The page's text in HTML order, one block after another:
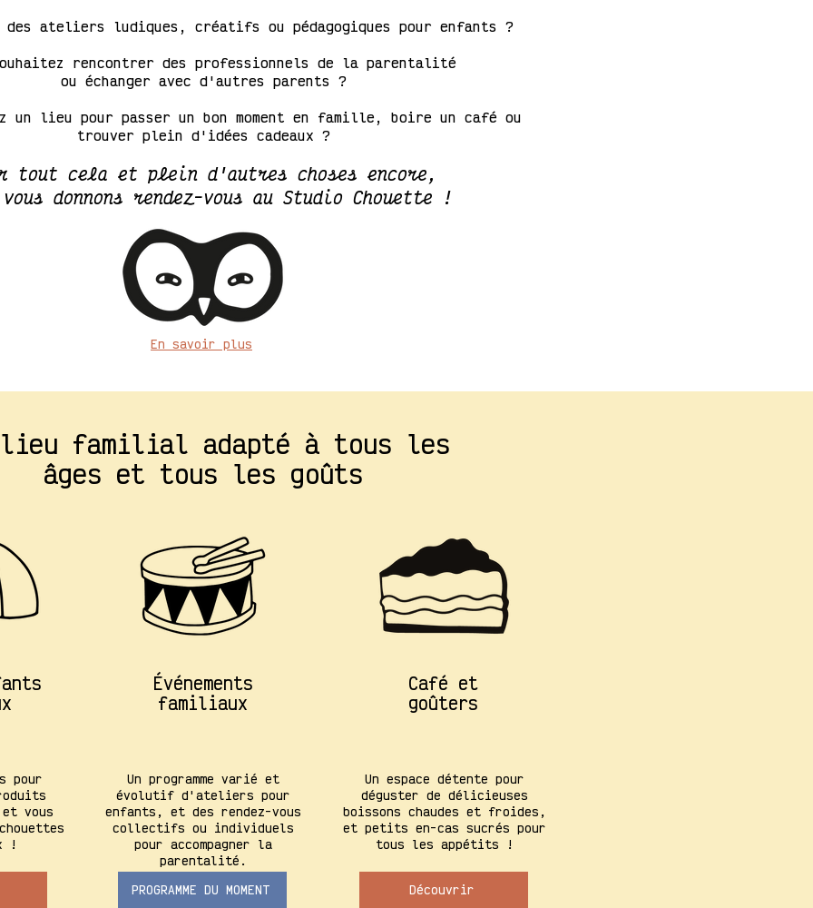
des ateliers ludiques, créatifs ou pédagogiques pour enfants ?
rencontrer des professionnels de la parentalité
ou échanger avec d'autres parents ?
un lieu pour passer un bon moment en famille, boire un café ou
trouver plein d'idées cadeaux ?
tout cela et plein d'autres choses encore,
donnons rendez-vous au Studio Chouette !​
En savoir plus
lieu familial adapté à tous les
âges et tous les goûts
Événements
familiaux
Café et
goûters
pour
vous
!
Un programme varié et
évolutif d'ateliers pour
enfants, et des rendez-vous
collectifs ou individuels
pour accompagner la
parentalité.
PROGRAMME DU MOMENT
Un espace détente pour
déguster de délicieuses
boissons chaudes et froides,
et petits en-cas sucrés pour
tous les appétits !
Découvrir